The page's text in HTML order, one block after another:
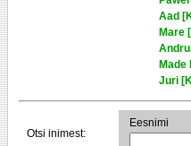
Aad
Mare
Made
Juri
Otsi inimest:
Eesnimi